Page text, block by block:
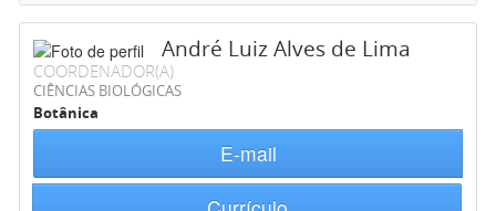
André Luiz Alves de Lima
COORDENADOR(A)
CIÊNCIAS BIOLÓGICAS
Botânica
E-mail